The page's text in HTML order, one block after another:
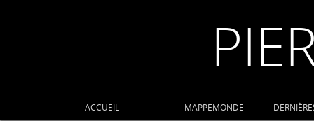
ACCUEIL MAPPEMONDE